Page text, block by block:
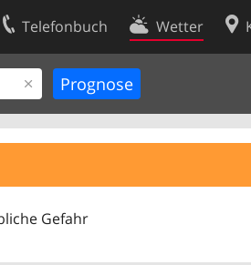
Telefonbuch Wetter
Gefahr
Kontakt
Nutzungsbedingungen
Datenschutzerklärung